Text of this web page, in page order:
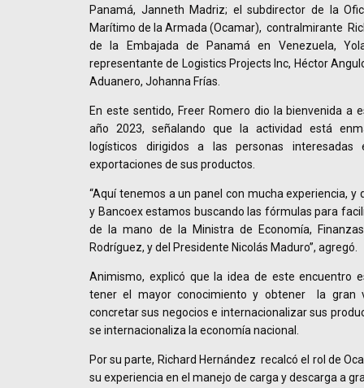
Panamá, Janneth Madriz; el subdirector de la
Marítimo de la Armada (Ocamar), contralmirante
de la Embajada de Panamá en Venezuela,
representante de Logistics Projects Inc, Héctor
Aduanero, Johanna Frías.
En este sentido, Freer Romero dio la bienvenida a
año 2023, señalando que la actividad está
logísticos dirigidos a las personas
exportaciones de sus productos.
“Aquí tenemos a un panel con mucha experiencia, y
y Bancoex estamos buscando las fórmulas para
de la mano de la Ministra de Economía,
Rodríguez, y del Presidente Nicolás Maduro”, agregó.
Animismo, explicó que la idea de este encuentro
tener el mayor conocimiento y obtener la gran
concretar sus negocios e internacionalizar sus
se internacionaliza la economía nacional.
Por su parte, Richard Hernández recalcó el rol de
su experiencia en el manejo de carga y descarga a